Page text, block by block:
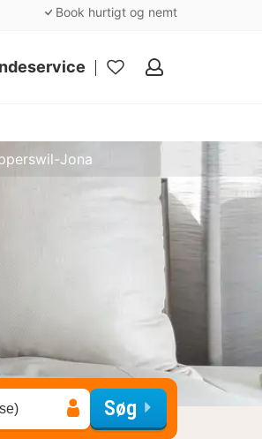
Book hurtigt og nemt
Mine
Jona
Søg